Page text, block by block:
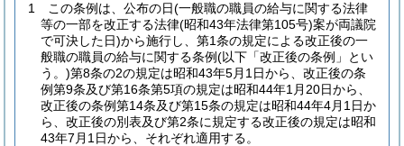
1
この条例は、公布の日(一般職の職員の給与に関する法律
等の一部を改正する法律(昭和43年法律第105号)案が両議院
で可決した日)から施行し、第1条の規定による改正後の一
般職の職員の給与に関する条例(以下「改正後の条例」とい
う。)第8条の2の規定は昭和43年5月1日から、改正後の条
例第9条及び第16条第5項の規定は昭和44年1月20日から、
改正後の条例第14条及び第15条の規定は昭和44年4月1日か
ら、改正後の別表及び第2条に規定する改正後の規定は昭和
43年7月1日から、それぞれ適用する。